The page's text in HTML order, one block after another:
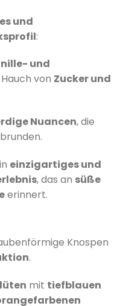
und
:
und
von Zucker und
Nuancen, die
einzigartiges und
, das an süße
erinnert.
Knospen
.
mit tiefblauen